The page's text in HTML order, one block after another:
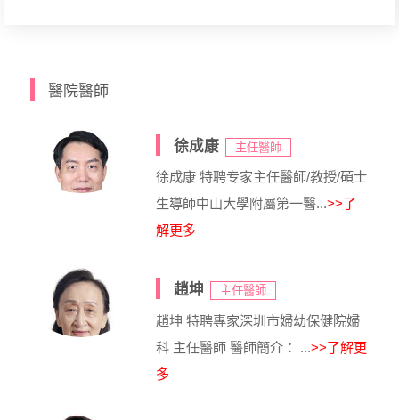
醫院醫師
徐成康 主任醫師
徐成康 特聘专家主任醫師/教授/碩士
生導師中山大學附屬第一醫...>>了
解更多
趙坤 主任醫師
趙坤 特聘專家深圳市婦幼保健院婦
科 主任醫師 醫師簡介： ...>>了解更
多